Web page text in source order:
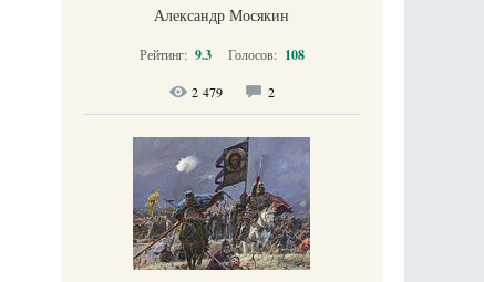
Александр Мосякин
Рейтинг: 9.3 Голосов: 108
2 479 2